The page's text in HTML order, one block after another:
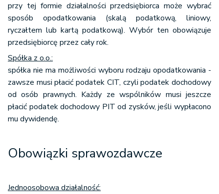
przy tej formie działalności przedsiębiorca może wybrać
sposób opodatkowania (skalą podatkową, liniowy,
ryczałtem lub kartą podatkową). Wybór ten obowiązuje
przedsiębiorcę przez cały rok.
Spółka z o.o.:
spółka nie ma możliwości wyboru rodzaju opodatkowania -
zawsze musi płacić podatek CIT, czyli podatek dochodowy
od osób prawnych. Każdy ze wspólników musi jeszcze
płacić podatek dochodowy PIT od zysków, jeśli wypłacono
mu dywidendę.
Obowiązki sprawozdawcze
Jednoosobowa działalność: